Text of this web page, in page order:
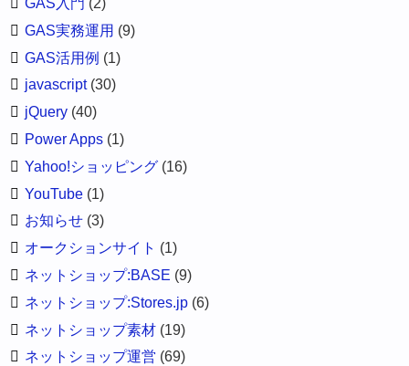
GAS入門 (2)
GAS実務運用 (9)
GAS活用例 (1)
javascript(30)
jQuery (40)
Power Apps (1)
Yahoo!ショッピング (16)
YouTube (1)
お知らせ (3)
オークションサイト (1)
ネットショップ:BASE (9)
ネットショップ:Stores.jp (6)
ネットショップ素材 (19)
ネットショップ運営 (69)